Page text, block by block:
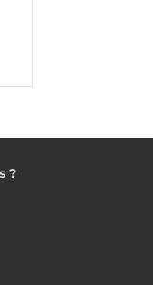
pour
traités. Après
de couler une
de la
Christian
d’études a
couler sans
?